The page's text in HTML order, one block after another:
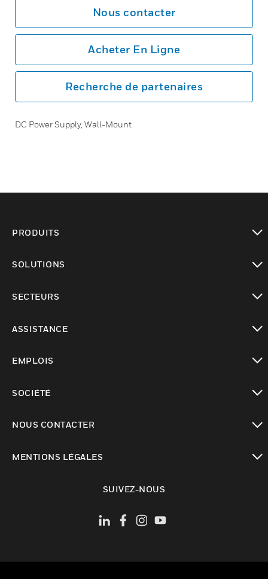
Nous contacter
Acheter En Ligne
Recherche de partenaires
DC Power Supply, Wall-Mount
PRODUITS
SOLUTIONS
SECTEURS
ASSISTANCE
EMPLOIS
SOCIÉTÉ
NOUS CONTACTER
MENTIONS LÉGALES
SUIVEZ-NOUS